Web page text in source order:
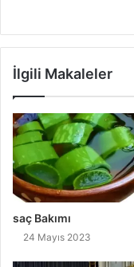
İlgili Makaleler
saç Bakımı
24 Mayıs 2023